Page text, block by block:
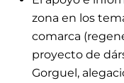
zona en los
comarca
proyecto de
Gorguel,